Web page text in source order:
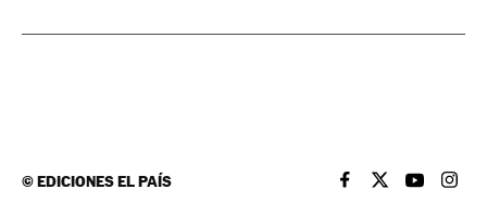
©EDICIONES EL PAÍS EL PAÍS BRASIL EN
EL PAÍSEL PAÍS
EL